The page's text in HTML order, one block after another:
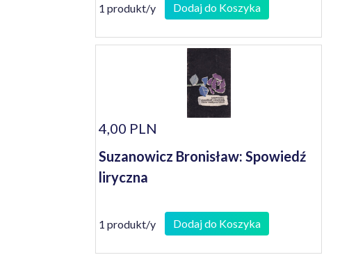
1 produkt/y Dodaj do Koszyka
4,00 PLN
Suzanowicz Bronisław: Spowiedź
liryczna
1 produkt/y Dodaj do Koszyka